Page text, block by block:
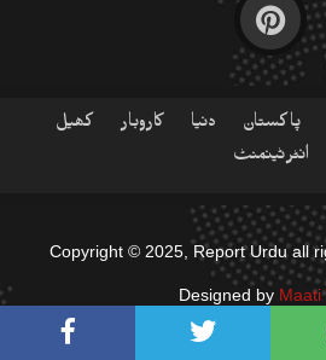
پاکستان دنیا کاروبار
کھیل
انٹرٹینمنٹ
Copyright © 2025, Report Urdu all
Designed by Maati